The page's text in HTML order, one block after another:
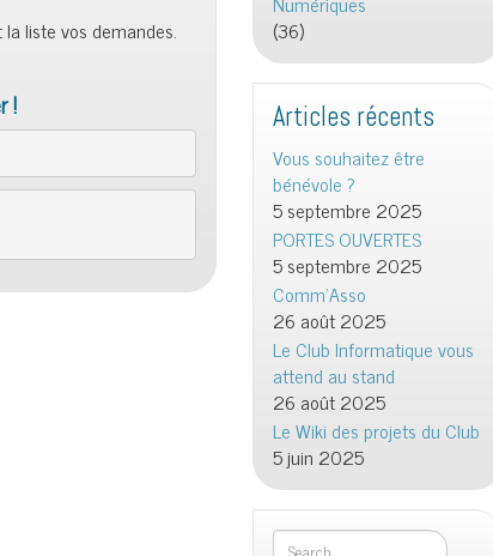
liste vos demandes.
!
(36)
Articles récents
Vous souhaitez être
bénévole ?
5 septembre 2025
PORTES OUVERTES
5 septembre 2025
Comm’Asso
26 août 2025
Le Club Informatique vous
attend au stand
26 août 2025
Le Wiki des projets du Club
5 juin 2025